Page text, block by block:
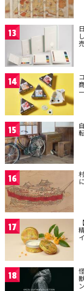
13
14
15
16
17
18